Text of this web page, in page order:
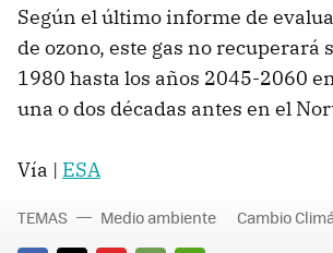
Según el último informe de
de ozono, este gas no recuperará
1980 hasta los años 2045-2060
una o dos décadas antes en el
Vía | ESA
TEMAS Medio ambiente Cambio